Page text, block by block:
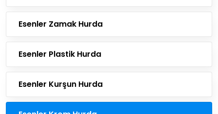
Esenler Zamak Hurda
Esenler Plastik Hurda
Esenler Kurşun Hurda